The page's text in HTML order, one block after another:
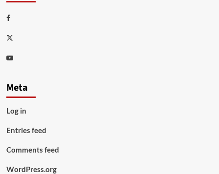
Facebook
Twitter
Youtube
Meta
Log in
Entries feed
Comments feed
WordPress.org